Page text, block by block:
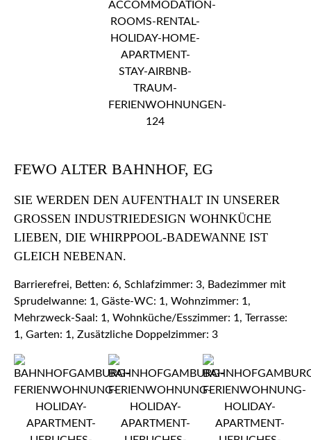
FEWO ALTER BAHNHOF, EG
SIE WERDEN DEN AUFENTHALT IN UNSERER
GROSSEN INDUSTRIEDESIGN WOHNKÜCHE L
IEBEN, DIE WHIRPPOOL-BADEWANNE IST G
LEICH NEBENAN.
Barrierefrei, Betten: 6, Schlafzimmer: 3, Badezimmer mit
Sprudelwanne: 1, Gäste-WC: 1, Wohnzimmer: 1,
Mehrzweck-Saal: 1, Wohnküche/Esszimmer: 1, Terrasse:
1, Garten: 1, Zusätzliche Doppelzimmer: 3